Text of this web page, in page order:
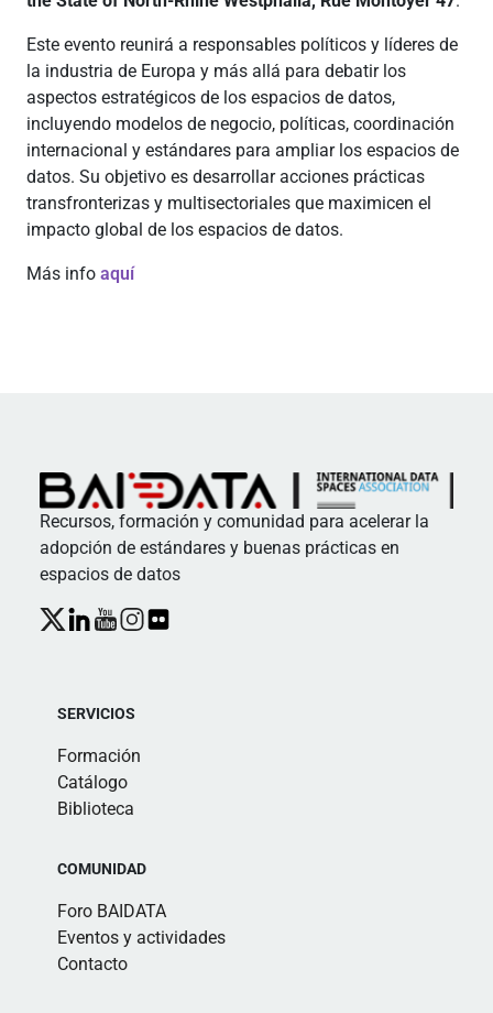
Este evento reunirá a responsables políticos y líderes de
la industria de Europa y más allá para debatir los
aspectos estratégicos de los espacios de datos,
incluyendo modelos de negocio, políticas, coordinación
internacional y estándares para ampliar los espacios de
datos. Su objetivo es desarrollar acciones prácticas
transfronterizas y multisectoriales que maximicen el
impacto global de los espacios de datos.
Más info aquí
Recursos, formación y comunidad para acelerar la
adopción de estándares y buenas prácticas en
espacios de datos
SERVICIOS
Formación
Catálogo
Biblioteca
COMUNIDAD
Foro BAIDATA
Eventos y actividades
Contacto